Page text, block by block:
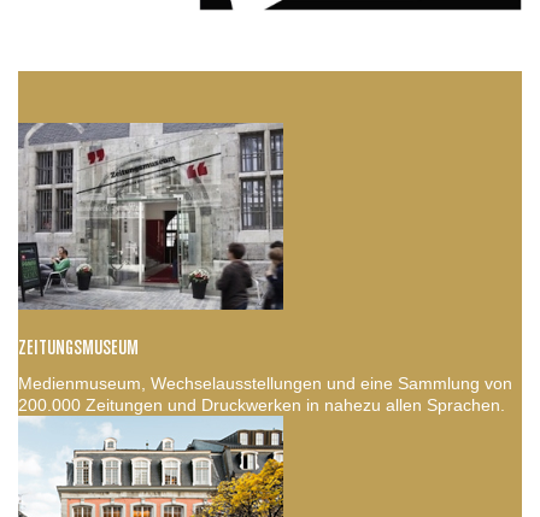
ZEITUNGSMUSEUM
Medienmuseum, Wechselausstellungen und eine Sammlung von
200.000 Zeitungen und Druckwerken in nahezu allen Sprachen.